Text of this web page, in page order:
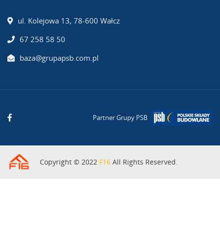
ul. Kolejowa 13, 78-600 Wałcz
67 258 58 50
baza@grupapsb.com.pl
Partner Grupy PSB
Copyright © 2022 F16 All Rights Reserved.